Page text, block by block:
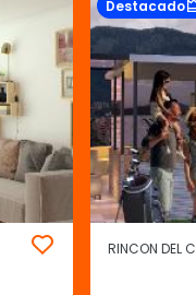
Destacado
RINCON DEL